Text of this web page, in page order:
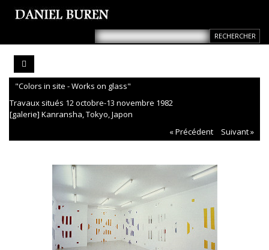
"Colors in site - Works on glass"
Travaux situés 12 octobre-13 novembre 1982
[galerie] Kanransha, Tokyo, Japon
« Précédent
Suivant »